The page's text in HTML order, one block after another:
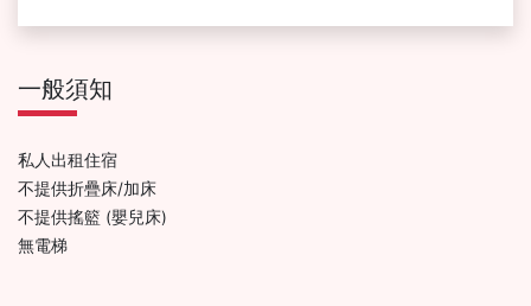
一般須知
私人出租住宿
不提供折疊床/加床
不提供搖籃 (嬰兒床)
無電梯